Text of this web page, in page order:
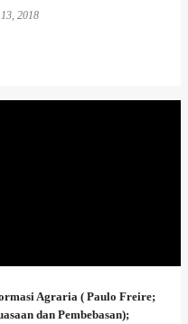
2018
Agraria ( Paulo Freire;
dan Pembebasan);